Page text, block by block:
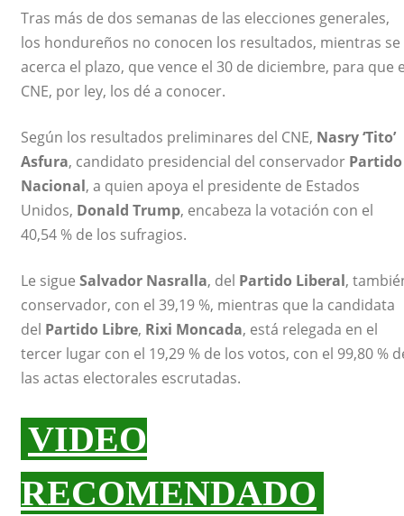
Tras más de dos semanas de las elecciones generales,
los hondureños no conocen los resultados, mientras se
acerca el plazo, que vence el 30 de diciembre, para que
CNE, por ley, los dé a conocer.
Según los resultados preliminares del CNE, Nasry ‘Tito’
Asfura, candidato presidencial del conservador Partido
Nacional, a quien apoya el presidente de Estados
Unidos, Donald Trump, encabeza la votación con el
40,54 % de los sufragios.
Le sigue Salvador Nasralla, del Partido Liberal,
conservador, con el 39,19 %, mientras que la candidata
del Partido Libre, Rixi Moncada, está relegada en el
tercer lugar con el 19,29 % de los votos, con el 99,80 %
las actas electorales escrutadas.
VIDEO
RECOMENDADO